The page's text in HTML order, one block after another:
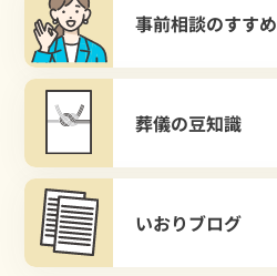
事前相談のすすめ
葬儀の豆知識
いおりブログ